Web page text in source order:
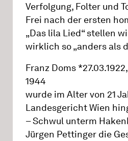
Verfolgung, Folter und
Frei nach der ersten
„Das lila Lied“ stellen
wirklich so „anders als
Franz Doms
1944
wurde im Alter von 21
Landesgericht Wien
– Schwul unterm
Jürgen Pettinger die